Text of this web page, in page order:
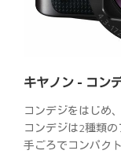
キヤノン - コン
コンデジをはじめ
コンデジは2種類
手ごろでコンパク